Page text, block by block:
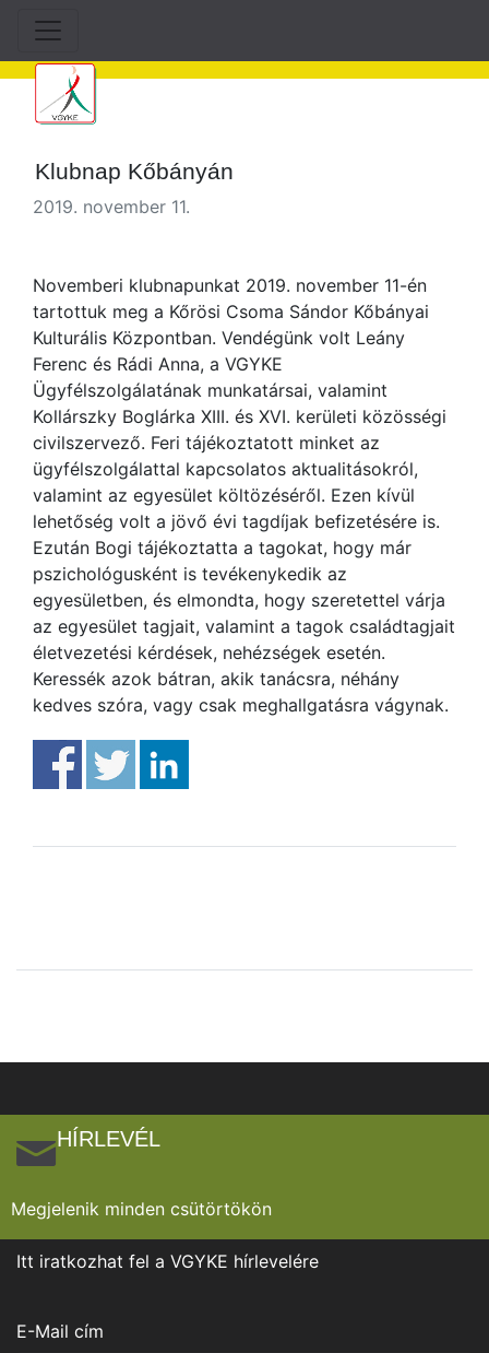
Klubnap Kőbányán
2019. november 11.
Novemberi klubnapunkat 2019. november 11-én
tartottuk meg a Kőrösi Csoma Sándor Kőbányai
Kulturális Központban. Vendégünk volt Leány
Ferenc és Rádi Anna, a VGYKE
Ügyfélszolgálatának munkatársai, valamint
Kollárszky Boglárka XIII. és XVI. kerületi közösségi
civilszervező. Feri tájékoztatott minket az
ügyfélszolgálattal kapcsolatos aktualitásokról,
valamint az egyesület költözéséről. Ezen kívül
lehetőség volt a jövő évi tagdíjak befizetésére is.
Ezután Bogi tájékoztatta a tagokat, hogy már
pszichológusként is tevékenykedik az
egyesületben, és elmondta, hogy szeretettel várja
az egyesület tagjait, valamint a tagok családtagjait
életvezetési kérdések, nehézségek esetén.
Keressék azok bátran, akik tanácsra, néhány
kedves szóra, vagy csak meghallgatásra vágynak.
HÍRLEVÉL
Megjelenik minden csütörtökön
Itt iratkozhat fel a VGYKE hírlevelére
E-Mail cím